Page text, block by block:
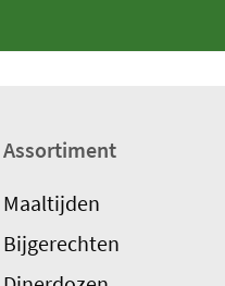
Assortiment
Maaltijden
Bijgerechten